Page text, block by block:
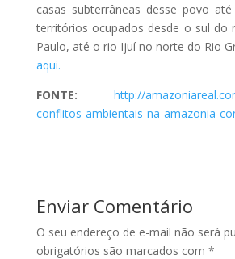
casas subterrâneas desse povo
territórios ocupados desde o sul do
Paulo, até o rio Ijuí no norte do Rio
aqui.
FONTE:
http://
conflitos-ambientais-na-amazonia-
Enviar Comentário
O seu endereço de e-mail não será
obrigatórios são marcados com *